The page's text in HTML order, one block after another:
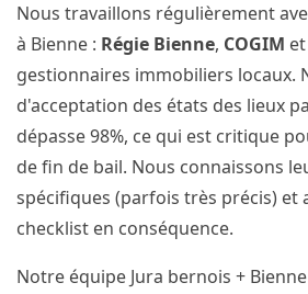
Nous travaillons régulièrement
à Bienne : Régie Bienne, COGIM
gestionnaires immobiliers locaux.
d'acceptation des états des lieux
dépasse 98%, ce qui est critique
de fin de bail. Nous connaissons
spécifiques (parfois très précis) et
checklist en conséquence.
Notre équipe Jura bernois +